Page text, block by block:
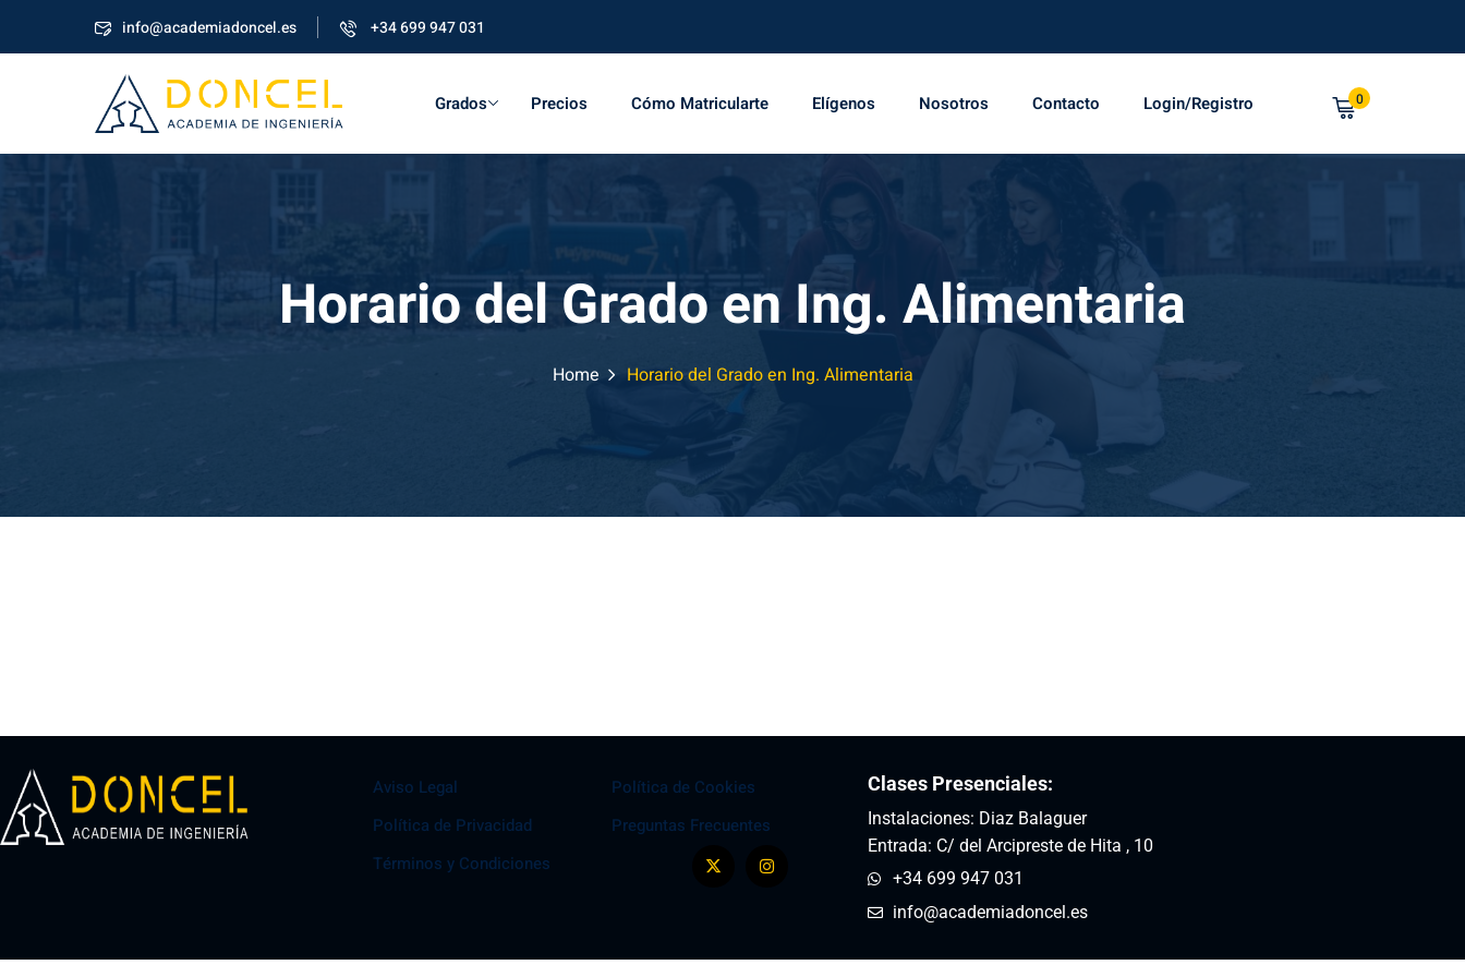
info@academiadoncel.es +34 699 947 031
Grados Precios Cómo Matricularte Elígenos Nosotros Contacto Login/Registro 0
Horario del Grado en Ing. Alimentaria
Home Horario del Grado en Ing. Alimentaria
Aviso Legal
Política de Privacidad
Términos y Condiciones
Política de Cookies
Preguntas Frecuentes
Clases Presenciales:
Instalaciones: Diaz Balaguer
Entrada: C/ del Arcipreste de Hita , 10
+34 699 947 031
info@academiadoncel.es